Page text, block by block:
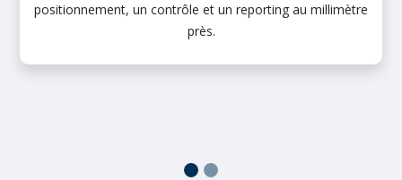
positionnement, un contrôle et un reporting au millimètre
près.